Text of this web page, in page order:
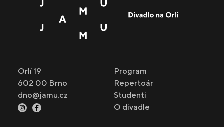
Orlí 19
602 00 Brno
dno@jamu.cz
Program
Repertoár
Studenti
O divadle